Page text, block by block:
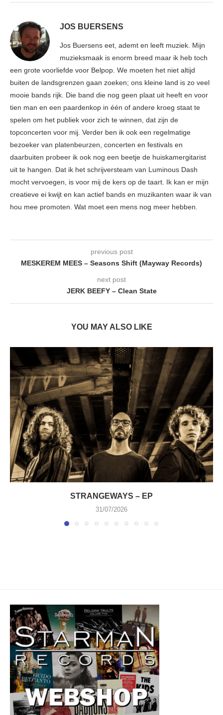
JOS BUERSENS
Jos Buersens eet, ademt en leeft muziek. Mijn
muzieksmaak is enorm breed maar ik heb toch
een grote voorliefde voor Belpop. We moeten het niet altijd
buiten de landsgrenzen gaan zoeken; ons kleine land is zo veel
mooie bands rijk. Die band die nog geen plaat uit heeft en voor
tien man en een paardenkop in één of andere kroeg staat te
spelen om het publiek voor zich te winnen, dat zijn de
topconcerten voor mij. Verder ben ik ook een regelmatige
bezoeker van platenbeurzen, concerten en festivals en
daarbuiten probeer ik ook nog een beetje de huiskamergitarist
uit te hangen. Dat ik het schrijversteam van Luminous Dash
mocht vervoegen, is voor mij de kers op de taart. Ik kan er mijn
creatieve ei kwijt en kan actief bands en muzikanten waar ik van
hou mee promoten. Wat moet een mens nog meer hebben.
previous post
MESKEREM MEES – Seasons Shift (Mayway Records)
next post
JERK BEEFY – Clean State
YOU MAY ALSO LIKE
STRANGEWAYS – EP
31/07/2026